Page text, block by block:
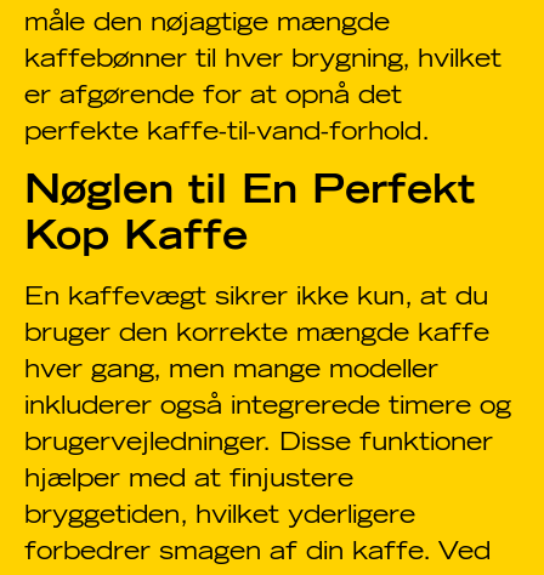
måle den nøjagtige mængde
kaffebønner til hver brygning, hvilket
er afgørende for at opnå det
perfekte kaffe-til-vand-forhold.
Nøglen til En Perfekt
Kop Kaffe
En kaffevægt sikrer ikke kun, at du
bruger den korrekte mængde kaffe
hver gang, men mange modeller
inkluderer også integrerede timere og
brugervejledninger. Disse funktioner
hjælper med at finjustere
bryggetiden, hvilket yderligere
forbedrer smagen af din kaffe. Ved